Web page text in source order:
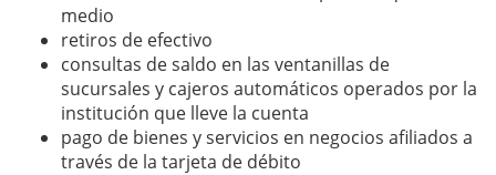
medio
retiros de efectivo
consultas de saldo en las ventanillas de
sucursales y cajeros automáticos operados por la
institución que lleve la cuenta
pago de bienes y servicios en negocios afiliados a
través de la tarjeta de débito